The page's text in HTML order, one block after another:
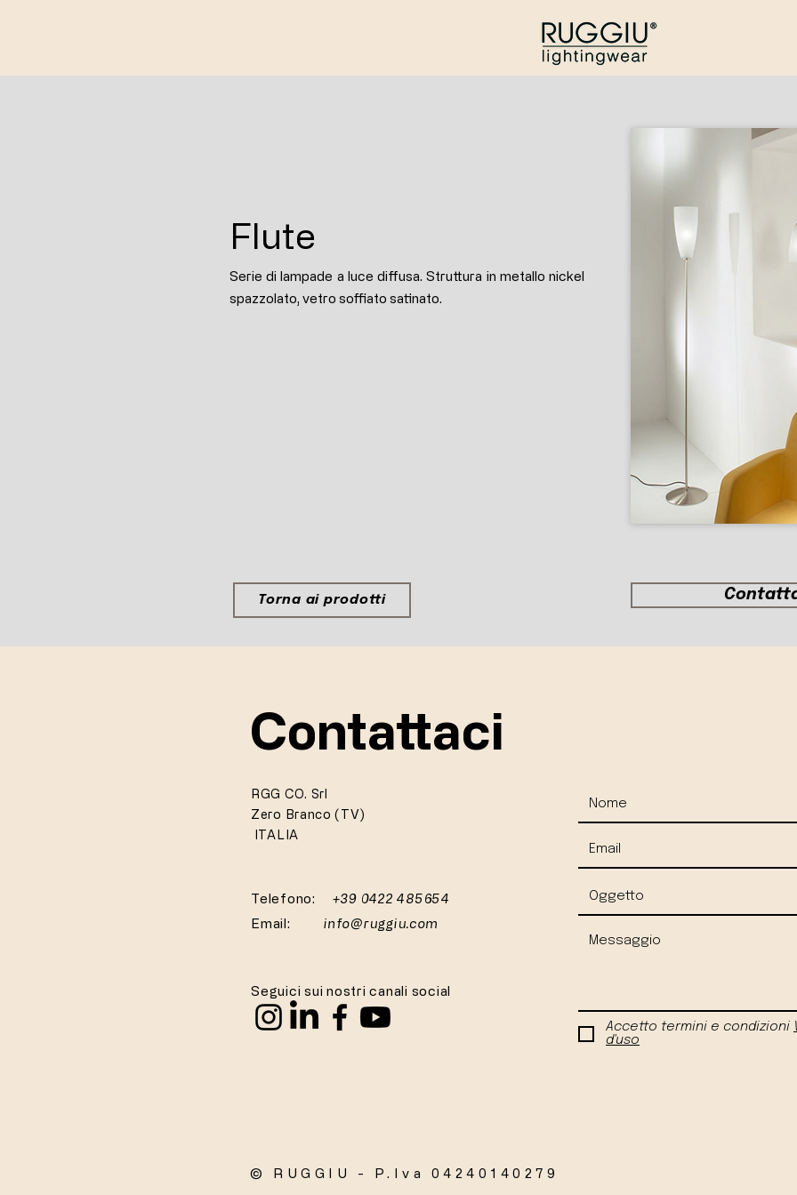
Flute
Serie di lampade a luce diffusa. Struttura in metallo nickel
spazzolato, vetro soffiato satinato.
Torna ai prodotti
Contattaci
RGG CO. Srl
Zero Branco (TV)
ITALIA
Telefono:
+39 0422 485654
Email: info@ruggiu.com
Seguici sui nostri canali social
Accetto termini e condizioni
d'uso
© RUGGIU - P.Iva 04240140279